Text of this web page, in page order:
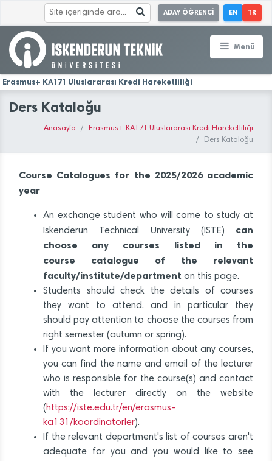
ADAY ÖĞRENCİ EN TR
Menü
Erasmus+ KA171 Uluslararası Kredi Hareketliliği
Ders Kataloğu
Anasayfa
Erasmus+ KA171 Uluslararası Kredi Hareketliliği
Ders Kataloğu
Course Catalogues for the 2025/2026 academic
year
An exchange student who will come to study at
Iskenderun Technical University (ISTE)
can
choose any courses listed in the
course catalogue of the relevant
faculty/institute/department on this page.
Students should check the details of courses
they want to attend, and in particular they
should pay attention to choose the courses from
right semester (autumn or spring).
If you want more information about any courses,
you can find the name and email of the lecturer
who is responsible for the course(s) and contact
with the lecturer directly on the website
(https://iste.edu.tr/en/erasmus-
ka131/koordinatorler).
If the relevant department's list of courses aren't
adequate for you and you would like to see